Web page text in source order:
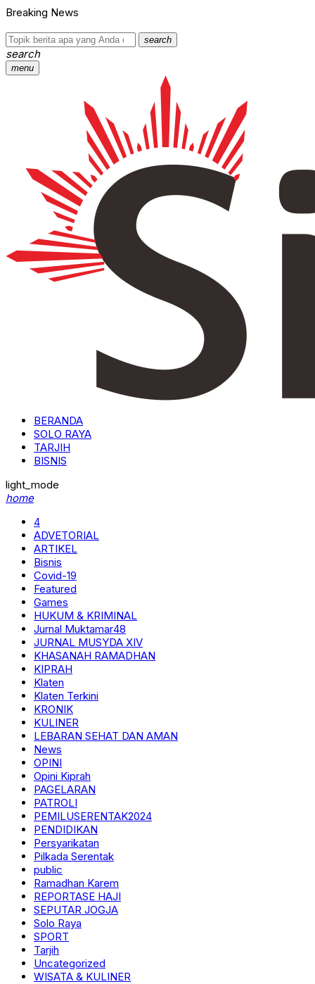
Breaking News
search
search
menu
BERANDA
SOLO RAYA
TARJIH
BISNIS
light_mode
home
4
ADVETORIAL
ARTIKEL
Bisnis
Covid-19
Featured
Games
HUKUM & KRIMINAL
Jurnal Muktamar48
JURNAL MUSYDA XIV
KHASANAH RAMADHAN
KIPRAH
Klaten
Klaten Terkini
KRONIK
KULINER
LEBARAN SEHAT DAN AMAN
News
OPINI
Opini Kiprah
PAGELARAN
PATROLI
PEMILUSERENTAK2024
PENDIDIKAN
Persyarikatan
Pilkada Serentak
public
Ramadhan Karem
REPORTASE HAJI
SEPUTAR JOGJA
Solo Raya
SPORT
Tarjih
Uncategorized
WISATA & KULINER